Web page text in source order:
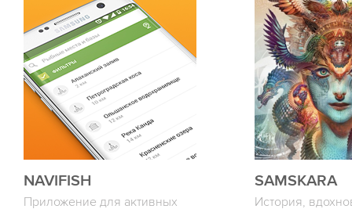
NAVIFISH
Приложение для активных
SAMSKARA
История,